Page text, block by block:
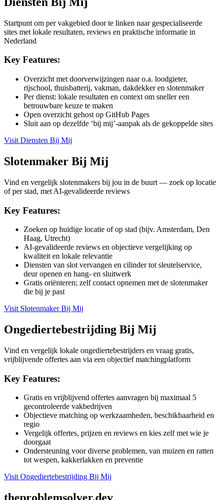
Startpunt om per vakgebied door te linken naar gespecialiseerde
sites met lokale resultaten, reviews en praktische informatie in
Nederland
Key Features:
Overzicht met doorverwijzingen naar o.a. loodgieter,
rijschool, thuisbatterij, vakman, dakdekker en slotenmaker
Per dienst: lokale resultaten en context om sneller een
betrouwbare keuze te maken
Open overzicht gehost op GitHub Pages
Sluit aan op dezelfde ‘bij mij’-aanpak als de gekoppelde sites
Visit Diensten Bij Mij
Slotenmaker Bij Mij
Vind en vergelijk slotenmakers bij jou in de buurt — zoek op locatie
of per stad, met AI-gevalideerde reviews
Key Features:
Zoeken op huidige locatie of op stad (bijv. Amsterdam, Den
Haag, Utrecht)
AI-gevalideerde reviews en objectieve vergelijking op
kwaliteit en lokale relevantie
Diensten van slot vervangen en cilinder tot sleutelservice,
deur openen en hang- en sluitwerk
Gratis oriënteren; zelf contact opnemen met de slotenmaker
die bij je past
Visit Slotenmaker Bij Mij
Ongediertebestrijding Bij Mij
Vind en vergelijk lokale ongediertebestrijders en vraag gratis,
vrijblijvende offertes aan via een objectief matchingplatform
Key Features:
Gratis en vrijblijvend offertes aanvragen bij maximaal 5
gecontroleerde vakbedrijven
Objectieve matching op werkzaamheden, beschikbaarheid en
regio
Vergelijk offertes, prijzen en reviews en kies zelf met wie je
doorgaat
Ondersteuning voor diverse problemen, van muizen en ratten
tot wespen, kakkerlakken en preventie
VisitOngediertebestrijding Bij Mij